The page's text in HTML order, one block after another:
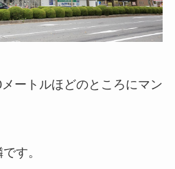
ートルほどのところにマン
す。